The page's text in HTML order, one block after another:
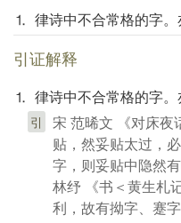
⒈ 律诗中不合常格的字。
引证解释
⒈ 律诗中不合常格的字。
引
宋 范晞文 《对床夜
贴，然妥贴太过，
字，则妥贴中隐然
林纾 《书＜黄生札
利，故有拗字、蹇